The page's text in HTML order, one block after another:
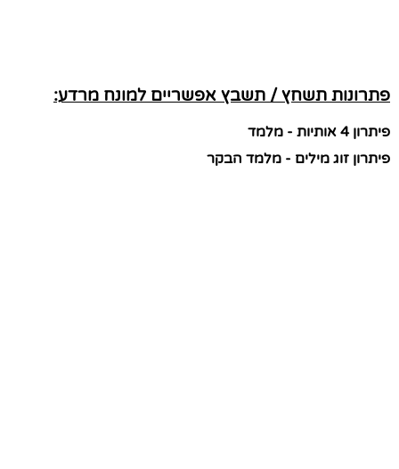
פתרונות תשחץ / תשבץ אפשריים למונח מרדע:
פיתרון 4 אותיות - מלמד
פיתרון זוג מילים - מלמד הבקר